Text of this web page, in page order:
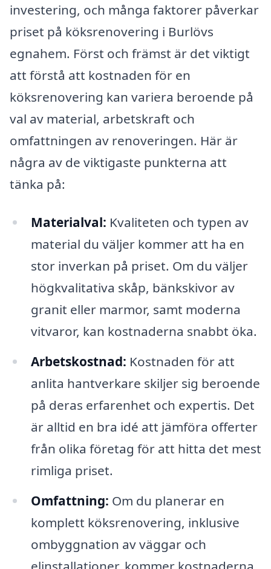
investering, och många faktorer påverkar
priset på köksrenovering i Burlövs
egnahem. Först och främst är det viktigt
att förstå att kostnaden för en
köksrenovering kan variera beroende på
val av material, arbetskraft och
omfattningen av renoveringen. Här är
några av de viktigaste punkterna att
tänka på:
Materialval: Kvaliteten och typen av
material du väljer kommer att ha en
stor inverkan på priset. Om du väljer
högkvalitativa skåp, bänkskivor av
granit eller marmor, samt moderna
vitvaror, kan kostnaderna snabbt öka.
Arbetskostnad: Kostnaden för att
anlita hantverkare skiljer sig beroende
på deras erfarenhet och expertis. Det
är alltid en bra idé att jämföra offerter
från olika företag för att hitta det mest
rimliga priset.
Omfattning: Om du planerar en
komplett köksrenovering, inklusive
ombyggnation av väggar och